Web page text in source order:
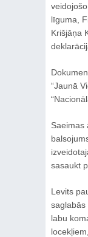
līguma,
Krišjāņa
“Jaunā
Saeimas
sasaukt
Levits
saglabās
labu